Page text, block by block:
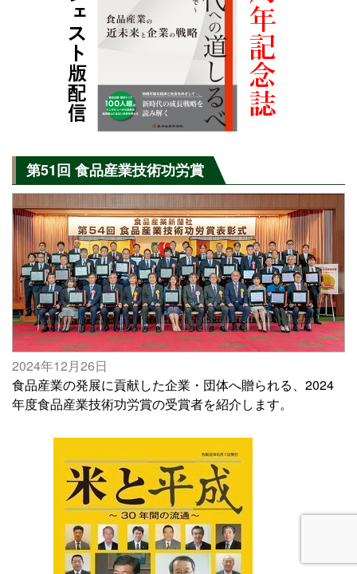
第51回 食品産業技術功労賞
2024年12月26日
食品産業の発展に貢献した企業・団体へ贈られる、2024
年度食品産業技術功労賞の受賞者を紹介します。